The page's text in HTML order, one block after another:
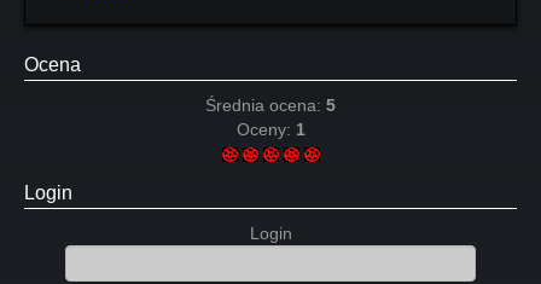
Ocena
Średnia ocena: 5
Oceny: 1
Login
Login